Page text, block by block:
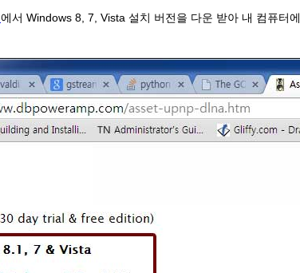
에서 Windows 8, 7, Vista 설치 버전을 다운 받아 내 컴퓨터에